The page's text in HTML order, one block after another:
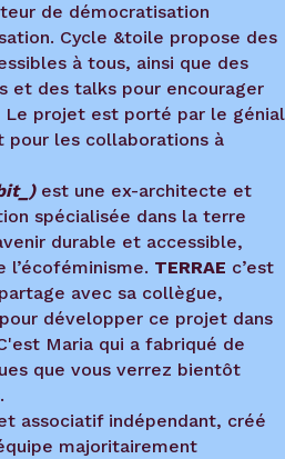
de démocratisation
Cycle &toile propose des
à tous, ainsi que des
et des talks pour encourager
projet est porté par le génial
pour les collaborations à
est une ex-architecte et
spécialisée dans la terre
durable et accessible,
l’écoféminisme. TERRAE c’est
avec sa collègue,
développer ce projet dans
Maria qui a fabriqué de
que vous verrez bientôt
associatif indépendant, créé
majoritairement